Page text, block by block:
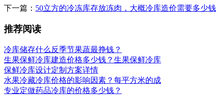
下一篇： 50立方的冷冻库存放冻肉，大概冷库造价需要多少钱
推荐阅读
冷库储存什么反季节果蔬最挣钱？
生果保鲜冷库建造价格多少钱？生果保鲜冷库
保鲜冷库设计定制方案详情
水果冷藏冷库价格的影响因素？每平方米的成
专业定做药品冷库的价格多少钱？